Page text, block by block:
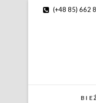
(+48 85) 662